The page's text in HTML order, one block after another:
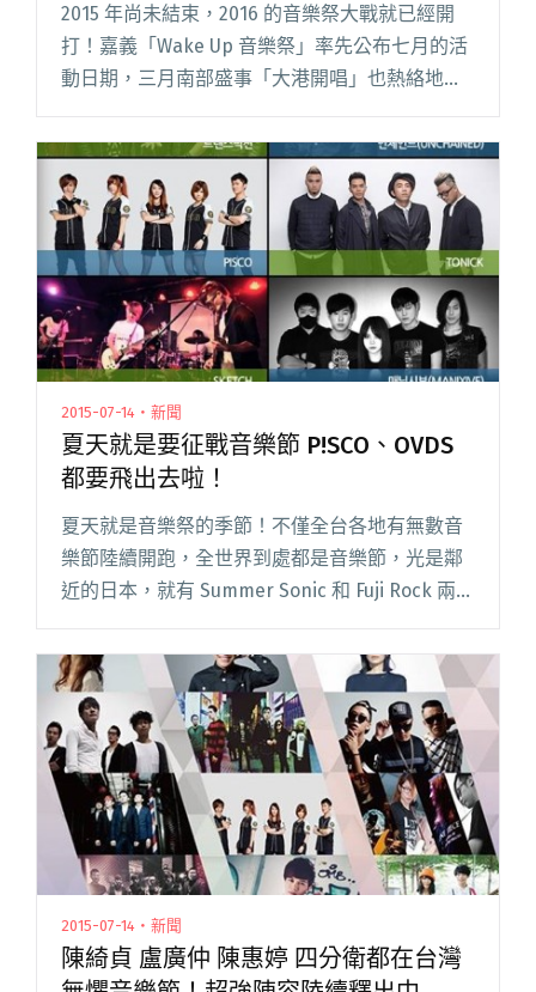
2015 年尚未結束，2016 的音樂祭大戰就已經開
打！嘉義「Wake Up 音樂祭」率先公布七月的活
動日期，三月南部盛事「大港開唱」也熱絡地討
論著明年主視覺，前者連演出卡司都還沒公佈便
直接賣票，後者則在今年創下音樂祭上萬張票券
完售的紀錄，閱讀全文 "音樂祭 2016 持續發燒 獨
立音樂成風潮"
2015-07-14・新聞
夏天就是要征戰音樂節 P!SCO、OVDS
都要飛出去啦！
夏天就是音樂祭的季節！不僅全台各地有無數音
樂節陸續開跑，全世界到處都是音樂節，光是鄰
近的日本，就有 Summer Sonic 和 Fuji Rock 兩個
許多樂迷夢想著此生要去朝聖一次的大型音樂
節，也有不少台灣樂團像是閃靈、拍謝少年、血
肉果閱讀全文 "夏天就是要征戰音樂節 P!SCO、
OVDS 都要飛出去啦！"
2015-07-14・新聞
陳綺貞 盧廣仲 陳惠婷 四分衛都在台灣